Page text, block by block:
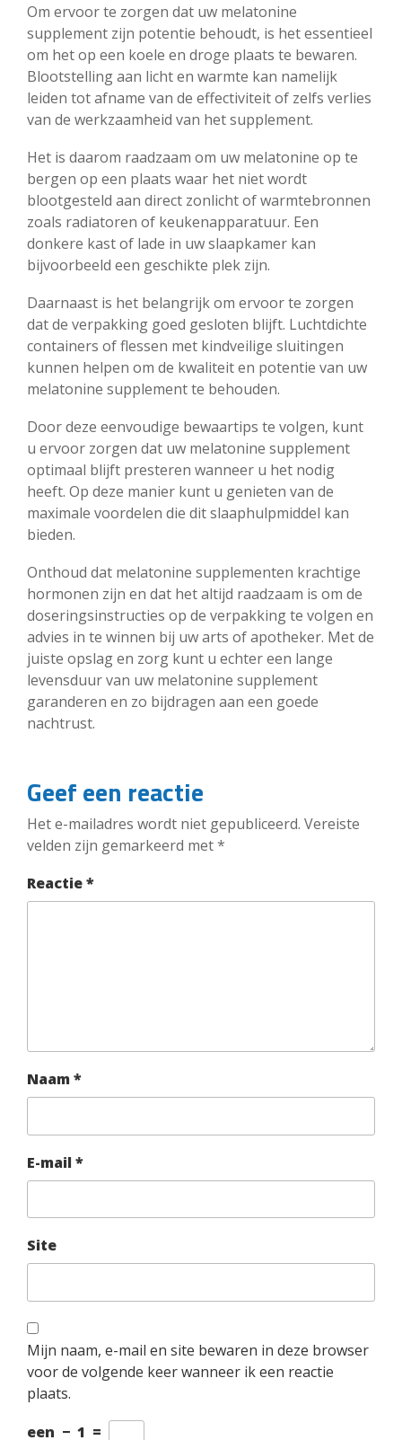
Om ervoor te zorgen dat uw melatonine
supplement zijn potentie behoudt, is het essentieel
om het op een koele en droge plaats te bewaren.
Blootstelling aan licht en warmte kan namelijk
leiden tot afname van de effectiviteit of zelfs verlies
van de werkzaamheid van het supplement.
Het is daarom raadzaam om uw melatonine op te
bergen op een plaats waar het niet wordt
blootgesteld aan direct zonlicht of warmtebronnen
zoals radiatoren of keukenapparatuur. Een
donkere kast of lade in uw slaapkamer kan
bijvoorbeeld een geschikte plek zijn.
Daarnaast is het belangrijk om ervoor te zorgen
dat de verpakking goed gesloten blijft. Luchtdichte
containers of flessen met kindveilige sluitingen
kunnen helpen om de kwaliteit en potentie van uw
melatonine supplement te behouden.
Door deze eenvoudige bewaartips te volgen, kunt
u ervoor zorgen dat uw melatonine supplement
optimaal blijft presteren wanneer u het nodig
heeft. Op deze manier kunt u genieten van de
maximale voordelen die dit slaaphulpmiddel kan
bieden.
Onthoud dat melatonine supplementen krachtige
hormonen zijn en dat het altijd raadzaam is om de
doseringsinstructies op de verpakking te volgen en
advies in te winnen bij uw arts of apotheker. Met de
juiste opslag en zorg kunt u echter een lange
levensduur van uw melatonine supplement
garanderen en zo bijdragen aan een goede
nachtrust.
Geef een reactie
Het e-mailadres wordt niet gepubliceerd. Vereiste
velden zijn gemarkeerd met*
Reactie*
Naam *
E-mail *
Site
Mijn naam, e-mail en site bewaren in deze browser
voor de volgende keer wanneer ik een reactie
plaats.
een − 1 =